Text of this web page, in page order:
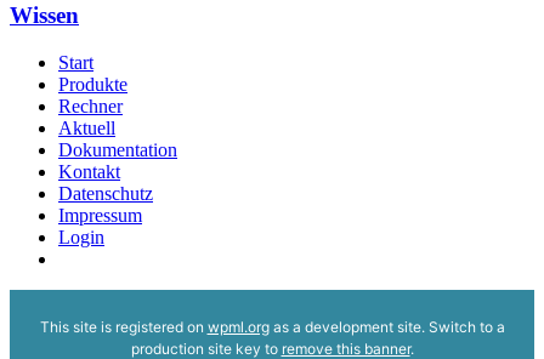
Wissen
Start
Produkte
Rechner
Aktuell
Dokumentation
Kontakt
Datenschutz
Impressum
Login
This site is registered on wpml.orgas a development site. Switch to a
production site key to remove this banner.